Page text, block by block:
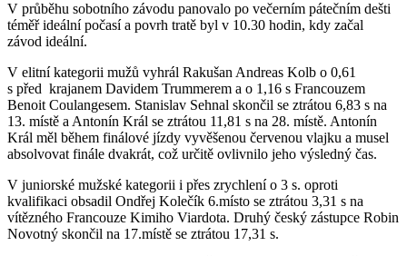
V průběhu sobotního závodu panovalo po večerním pátečním dešti
téměř ideální počasí a povrh tratě byl v 10.30 hodin, kdy začal
závod ideální.
V elitní kategorii mužů vyhrál Rakušan Andreas Kolb o 0,61
s před krajanem Davidem Trummerem a o 1,16 s Francouzem
Benoit Coulangesem. Stanislav Sehnal skončil se ztrátou 6,83 s na
13. místě a Antonín Král se ztrátou 11,81 s na 28. místě. Antonín
Král měl během finálové jízdy vyvěšenou červenou vlajku a musel
absolvovat finále dvakrát, což určitě ovlivnilo jeho výsledný čas.
V juniorské mužské kategorii i přes zrychlení o 3 s. oproti
kvalifikaci obsadil Ondřej Kolečík 6.místo se ztrátou 3,31 s na
vítězného Francouze Kimiho Viardota. Druhý český zástupce Robin
Novotný skončil na 17.místě se ztrátou 17,31 s.